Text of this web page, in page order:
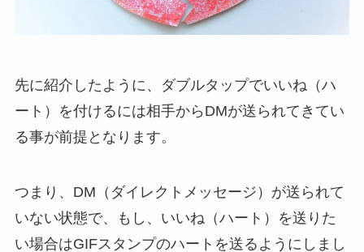
先に紹介したように、ダブルタップでいいね（ハ
ート）を付けるには相手からDMが送られてきてい
る事が前提 となります。
つまり、DM（ダイレクトメッセージ）が送られて
いない状態で、もし、いいね（ハート）を送りた
い場合はGIFスタンプのハートを送るようにしまし